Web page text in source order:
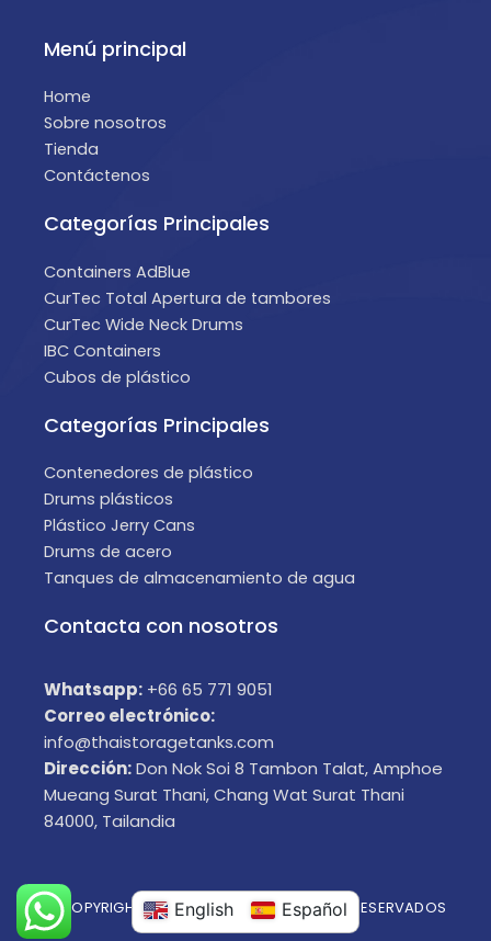
Menú principal
Home
Sobre nosotros
Tienda
Contáctenos
Categorías Principales
Containers AdBlue
CurTec Total Apertura de tambores
CurTec Wide Neck Drums
IBC Containers
Cubos de plástico
Categorías Principales
Contenedores de plástico
Drums plásticos
Plástico Jerry Cans
Drums de acero
Tanques de almacenamiento de agua
Contacta con nosotros
Whatsapp: +66 65 771 9051
Correo electrónico:
info@thaistoragetanks.com
Dirección:Don Nok Soi 8 Tambon Talat, Amphoe
Mueang Surat Thani, Chang Wat Surat Thani
84000, Tailandia
© COPYRIGHT 2025 TODOS LOS DERECHOS RESERVADOS
English Español